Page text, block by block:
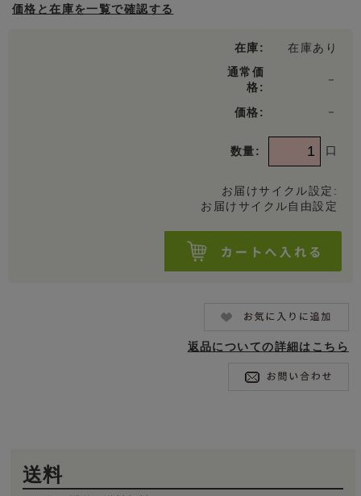
価格と在庫を一覧で確認する
在庫:
在庫あり
通常価
格:
－
価格: －
数量: 口
お届けサイクル設定:
お届けサイクル自由設定
返品についての詳細はこちら
送料